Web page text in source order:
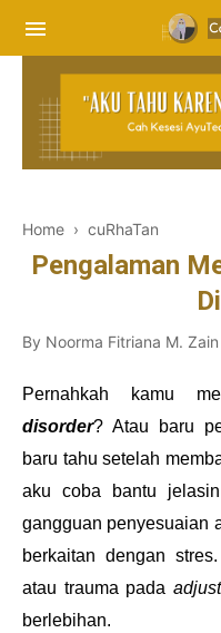
Home › cuRhaTan
Pengalaman
By Noorma Fitriana M. Zain
Pernahkah kamu
disorder? Atau baru
baru tahu setelah
aku coba bantu
gangguan penyesuaian
berkaitan dengan
atau trauma pada
berlebihan.